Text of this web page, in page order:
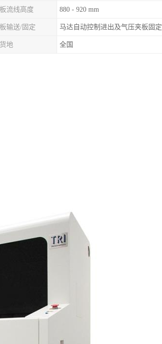
流线高度 880 - 920 mm
输送/固定 马达自动控制进出及气压夹板固定
地 全国